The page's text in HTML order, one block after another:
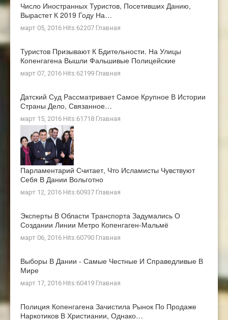
Число Иностранных Туристов, Посетивших Данию,
Вырастет К 2019 Году На…
март 05, 2016 Hits:62207 Главная
Туристов Призывают К Бдительности. На Улицы
Копенгагена Вышли Фальшивые Полицейские
март 07, 2016 Hits:62199 Главная
Датский Суд Рассматривает Самое Крупное В Истории
Страны Дело, Связанное…
март 15, 2016 Hits:61718 Главная
Парламентарий Считает, Что Исламисты Чувствуют
Себя В Дании Вольготно
март 12, 2016 Hits:60937 Главная
Эксперты В Области Транспорта Задумались О
Создании Линии Метро Копенгаген-Мальмё
март 06, 2016 Hits:60790 Главная
Выборы В Дании - Самые Честные И Справедливые В
Мире
март 17, 2016 Hits:60419 Главная
Полиция Копенгагена Зачистила Рынок По Продаже
Наркотиков В Христиании, Однако…